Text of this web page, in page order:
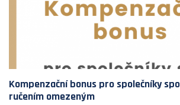
Kompenzační bonus pro společníky
ručením omezeným